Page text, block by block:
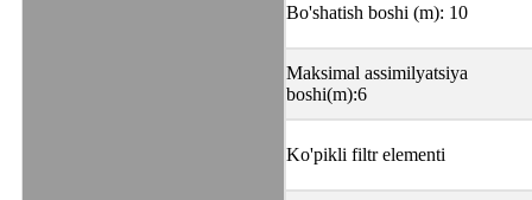
Bo'shatish boshi (m): 10
Maksimal assimilyatsiya
boshi(m):6
Ko'pikli filtr elementi